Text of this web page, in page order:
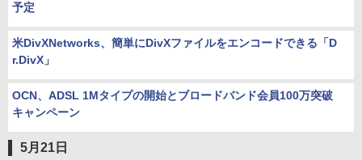
予定
米DivXNetworks、簡単にDivXファイルをエンコードできる「D
r.DivX」
OCN、ADSL 1Mタイプの開始とブロードバンド会員100万突破
キャンペーン
5月21日